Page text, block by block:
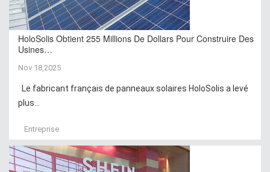
HoloSolis Obtient 255 Millions De Dollars Pour Construire Des
Usines…
Nov 18,2025
Le fabricant français de panneaux solaires HoloSolis a levé
plus...
Entreprise